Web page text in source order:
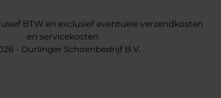
BTW en exclusief eventuele verzendkosten
en servicekosten
- Durlinger Schoenbedrijf B.V.